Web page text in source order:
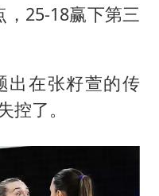
25-18赢下第三
出在张籽萱的传
控了。